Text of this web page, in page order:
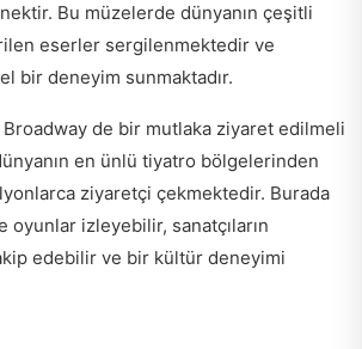
Bu müzelerde dünyanın çeşitli
eserler sergilenmektedir ve
bir deneyim sunmaktadır.
de bir mutlaka ziyaret edilmeli
en ünlü tiyatro bölgelerinden
ziyaretçi çekmektedir. Burada
izleyebilir, sanatçıların
edebilir ve bir kültür deneyimi